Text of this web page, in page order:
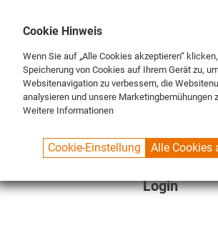
SPUELBOY.DE LOGIN
Login
Cookie Hinweis
Wenn Sie auf „Alle Cookies akzeptieren“
Speicherung von Cookies auf Ihrem Gerät zu,
Websitenavigation zu verbessern, die
analysieren und unsere Marketingbemühungen
Weitere Informationen
Cookie-Einstellung Alle Cookies